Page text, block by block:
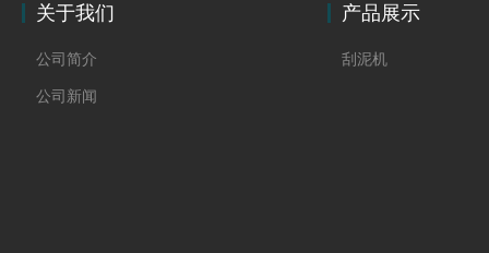
关于我们
公司简介
公司新闻
产品展示
刮泥机